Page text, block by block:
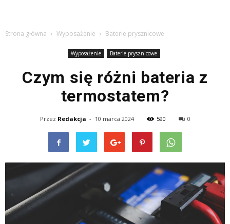
Strona główna Wyposażenie Baterie prysznicowe
Wyposażenie Baterie prysznicowe
Czym się różni bateria z
termostatem?
Przez Redakcja - 10 marca 2024 590 0